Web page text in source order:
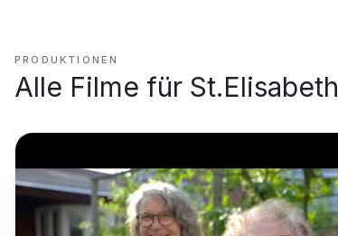
PRODUKTIONEN
Alle Filme für